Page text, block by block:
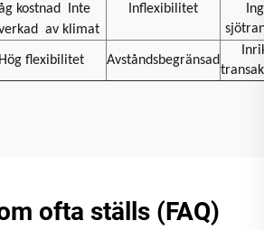
kostnad
Inte
av klimat
Inflexibilitet
Hög flexibilitet Avståndsbegränsad
ofta ställs (FAQ)